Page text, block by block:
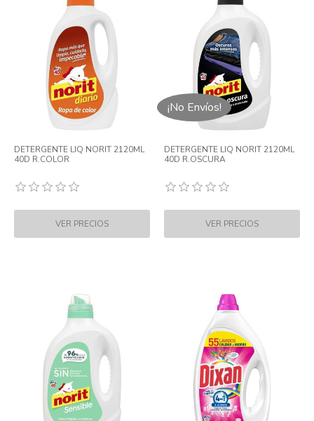
DETERGENTE LIQ NORIT 2120ML
40D R.COLOR
¡No Envíos!
DETERGENTE LIQ NORIT 2120ML
40D R.OSCURA